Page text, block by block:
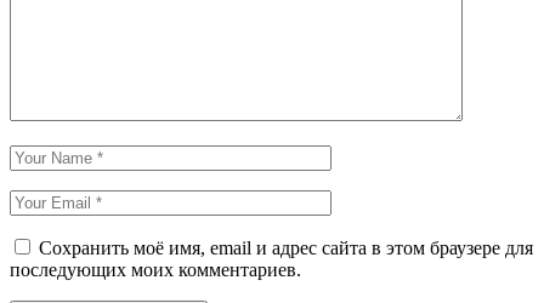
Сохранить моё имя, email и адрес сайта в этом браузере для
последующих моих комментариев.